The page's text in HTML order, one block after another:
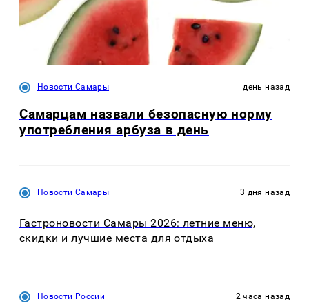
Новости Самары день назад
Самарцам назвали безопасную норму
употребления арбуза в день
Новости Самары 3 дня назад
Гастроновости Самары 2026: летние меню,
скидки и лучшие места для отдыха
Новости России 2 часа назад